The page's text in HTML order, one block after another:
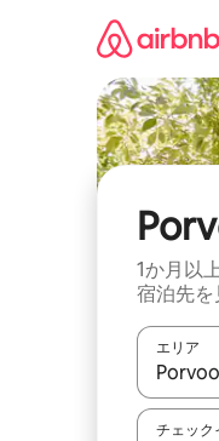
1か月以
宿泊先を
エリア
検索結
チェック